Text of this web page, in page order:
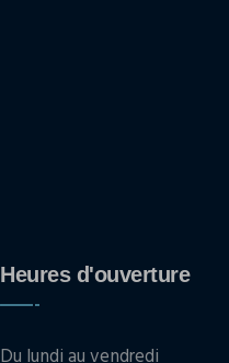
Heures d'ouverture
Du lundi au vendredi